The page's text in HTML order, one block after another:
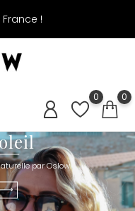
!
0 0
par Oslow